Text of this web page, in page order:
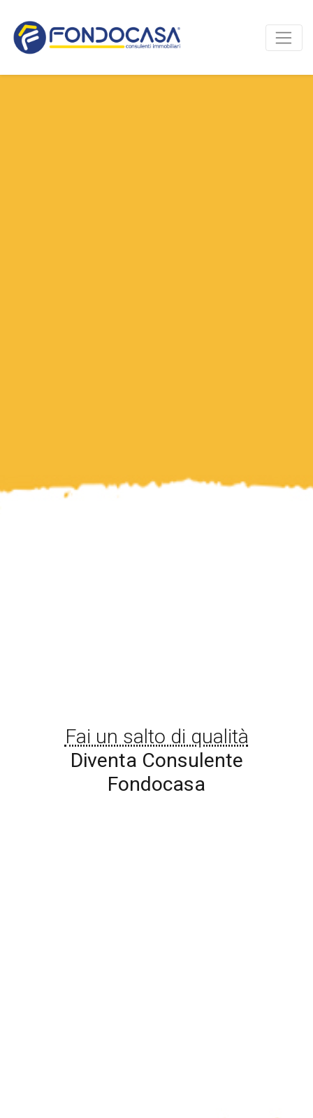
Fai un salto di qualità
Diventa Consulente
Fondocasa